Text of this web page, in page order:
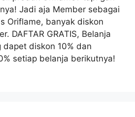
Jadi aja Member sebagai
Oriflame, banyak diskon
DAFTAR GRATIS, Belanja
diskon 10% dan
setiap belanja berikutnya!